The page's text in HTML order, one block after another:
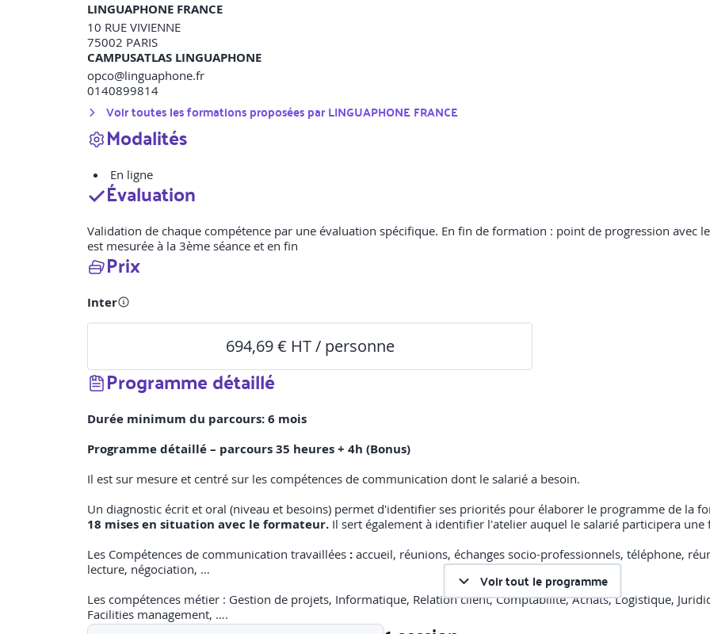
LINGUAPHONE FRANCE
10 RUE VIVIENNE
75002 PARIS
CAMPUSATLAS LINGUAPHONE
opco@linguaphone.fr
0140899814
Voir toutes les formations proposées parLINGUAPHONE FRANCE
Modalités
En ligne
Évaluation
Validation de chaque compétence par une évaluation spécifique. En fin de formation : point de progression avec
est mesurée à la 3ème séance et en fin
Prix
Inter
694,69 € HT / personne
Programme détaillé
Durée minimum du parcours: 6 mois
Programme détaillé – parcours 35 heures + 4h (Bonus)
Il est sur mesure et centré sur les compétences de communication dont le salarié a besoin.
Un diagnostic écrit et oral (niveau et besoins) permet d'identifier ses priorités pour élaborer le programme de la
18 mises en situation avec le formateur. Il sert également à identifier l'atelier auquel le salarié participera
Les Compétences de communication travaillées : accueil, réunions, échanges socio-professionnels, téléphone,
lecture, négociation, …
Les compétences métier : Gestion de projets, Informatique, Relation client, Comptabilité, Achats, Logistique,
Facilities management, ….
Voir tout le programme